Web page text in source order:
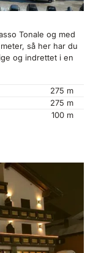
Tonale og med
så her har du
og indrettet i en
275 m
275 m
100 m